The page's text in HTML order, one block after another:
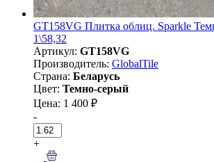
GT158VG Плитка облиц. Sparkle
1\58,32
Артикул: GT158VG
Производитель: GlobalTile
Страна: Беларусь
Цвет: Темно-серый
Цена: 1 400 ₽
-
+